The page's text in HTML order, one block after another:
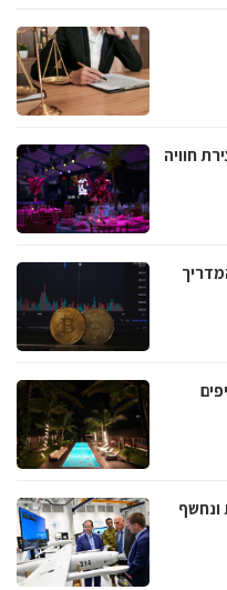
חוויה
ונחשף